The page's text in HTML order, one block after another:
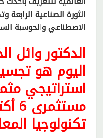
الثورة الصناعية الرابعة
الاصطناعي والحوسبة
الدكتور وائل
اليوم هو
استراتيجي
تكنولوجيا